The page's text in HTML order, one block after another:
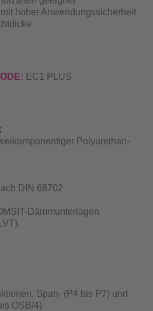
hoher Anwendungssicherheit
EC1 PLUS
Polyurethan-
DIN 68702
Dämmunterlagen
Span- (P4 bis P7) und
OSB/4)